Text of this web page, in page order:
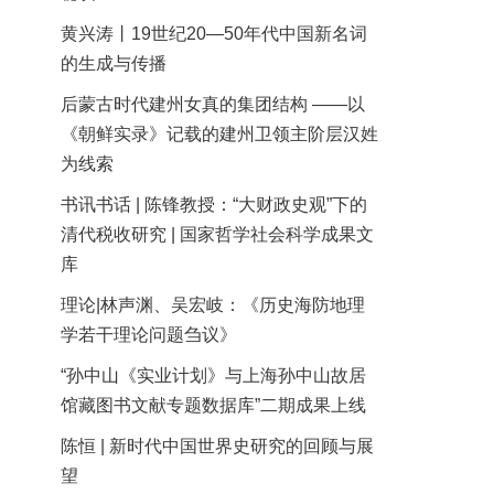
黄兴涛丨19世纪20—50年代中国新名词
的生成与传播
后蒙古时代建州女真的集团结构 ——以
《朝鲜实录》记载的建州卫领主阶层汉姓
为线索
书讯书话 | 陈锋教授：“大财政史观”下的
清代税收研究 | 国家哲学社会科学成果文
库
理论|林声渊、吴宏岐：《历史海防地理
学若干理论问题刍议》
“孙中山《实业计划》与上海孙中山故居
馆藏图书文献专题数据库”二期成果上线
陈恒 | 新时代中国世界史研究的回顾与展
望